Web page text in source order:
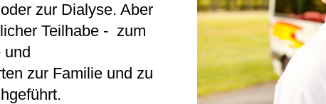
zur Dialyse. Aber
Teilhabe - zum
und
zur Familie und zu